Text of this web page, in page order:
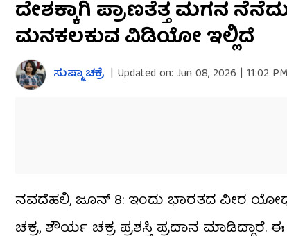
of
55
secondsVolume
0%
ದೇಶಕ್ಕಾಗಿ ಪ್ರಾಣತೆತ್ತ ಮಗನ
ಮನಕಲಕುವ ವಿಡಿಯೋ ಇಲ್ಲಿದೆ
ಸುಷ್ಮಾ ಚಕ್ರೆ | Updated on: Jun 08, 2026 | 11:02 PM
ನವದೆಹಲಿ, ಜೂನ್ 8: ಇಂದು ಭಾರತದ ವೀರ
ಚಕ್ರ, ಶೌರ್ಯ ಚಕ್ರ ಪ್ರಶಸ್ತಿ ಪ್ರದಾನ ಮಾಡಿದ್ದಾರೆ.